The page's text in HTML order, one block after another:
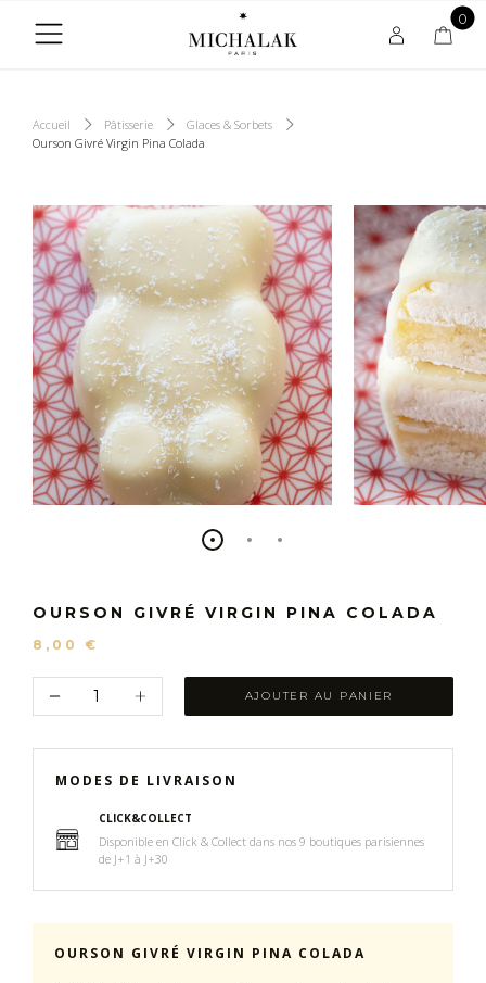
0
Accueil Pâtisserie
Glaces & Sorbets
Ourson Givré Virgin Pina Colada
OURSON GIVRÉ VIRGIN PINA COLADA
8,00 €
AJOUTER AU PANIER
MODES DE LIVRAISON
CLICK&COLLECT
Disponible en Click & Collect dans nos 9 boutiques parisiennes
de J+1 à J+30
OURSON GIVRÉ VIRGIN PINA COLADA